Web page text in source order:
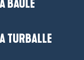
BAULE
TURBALLE